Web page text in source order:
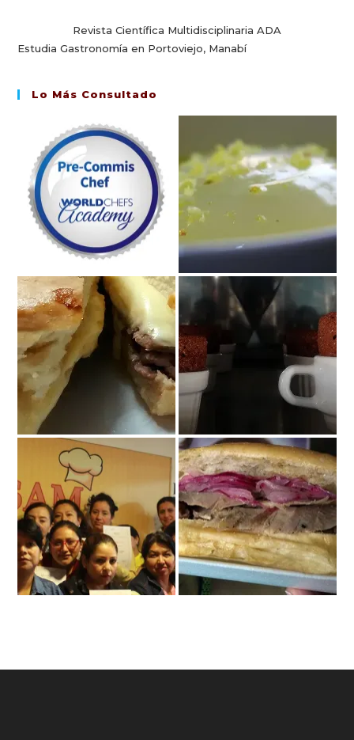
Revista Científica Multidisciplinaria ADA
Estudia Gastronomía en Portoviejo, Manabí
Lo Más Consultado